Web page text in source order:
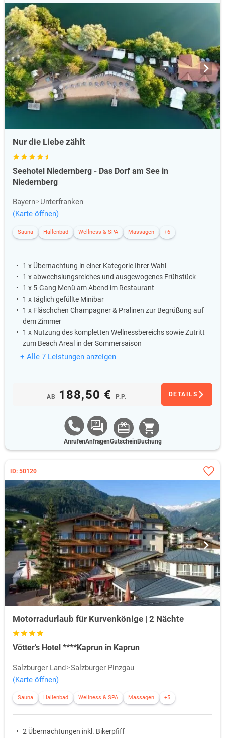
Nur die Liebe zählt
Seehotel Niedernberg - Das Dorf am See in
Niedernberg
Bayern
Unterfranken
(Karte öffnen)
Sauna Hallenbad Wellness & SPA Massagen +6
1 x Übernachtung in einer Kategorie Ihrer Wahl
1 x abwechslungsreiches und ausgewogenes Frühstück
1 x 5-Gang Menü am Abend im Restaurant
1 x täglich gefüllte Minibar
1 x Fläschchen Champagner & Pralinen zur Begrüßung auf
dem Zimmer
1 x Nutzung des kompletten Wellnessbereichs sowie Zutritt
zum Beach Areal in der Sommersaison
+ Alle 7 Leistungen anzeigen
AB 188,50 € P.P. DETAILS
AnrufenAnfragenGutschein Buchung
ID: 50120
Motorradurlaub für Kurvenkönige | 2 Nächte
Vötter’s Hotel ****Kaprun in Kaprun
Salzburger Land Salzburger Pinzgau
(Karte öffnen)
Sauna Hallenbad Wellness & SPA Massagen +5
2 Übernachtungen inkl. Bikerpfiff